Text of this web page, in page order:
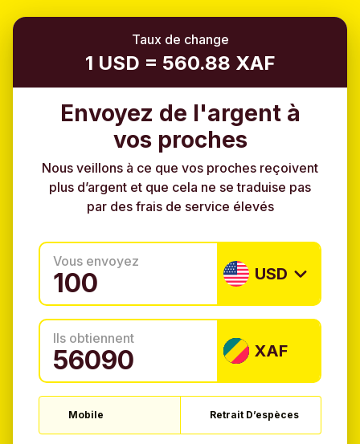
Taux de change
1 USD = 560.88 XAF
Envoyez de l'argent à
vos proches
Nous veillons à ce que vos proches reçoivent
plus d’argent et que cela ne se traduise pas
par des frais de service élevés
Vous envoyez
USD
Ils obtiennent
XAF
Mobile Retrait D’espèces